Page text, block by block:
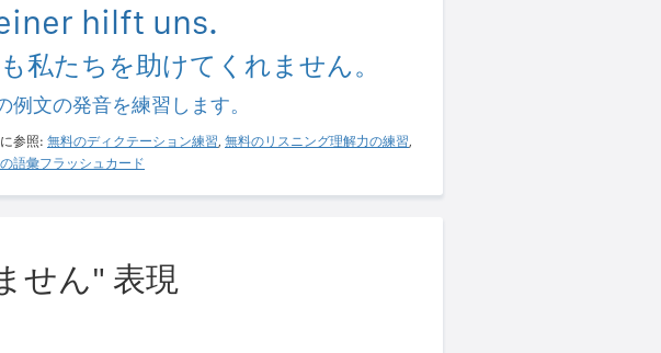
hilft uns.
私たちを助けてくれません。
例文の発音を練習します。
参照: 無料のディクテーション練習, 無料のリスニング理解力の練習,
語彙フラッシュカード
せん" 表現